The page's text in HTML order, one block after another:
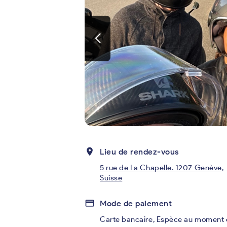
place Lieu de rendez-vous
5 rue de La Chapelle. 1207 Genève,
Suisse
credit_card Mode de paiement
Carte bancaire, Espèce au moment